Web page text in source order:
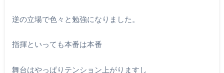
逆の立場で色々と勉強になりました。
指揮といっても本番は本番
舞台はやっぱりテンション上がりますし